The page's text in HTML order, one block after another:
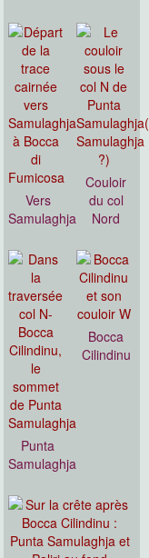
Vers
Samulaghja
Couloir
du col
Nord
Punta
Samulaghja
Bocca
Cilindinu